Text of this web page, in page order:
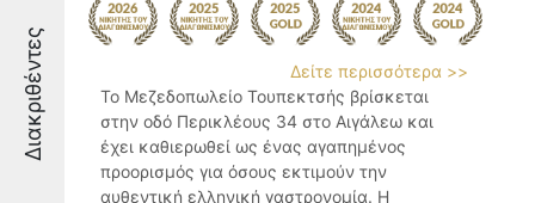
Διακριθέντες
Δείτε περισσότερα >>
Το Μεζεδοπωλείο Τουπεκτσής βρίσκεται
στην οδό Περικλέους 34 στο Αιγάλεω και
έχει καθιερωθεί ως ένας αγαπημένος
προορισμός για όσους εκτιμούν την
αυθεντική ελληνική γαστρονομία. Η